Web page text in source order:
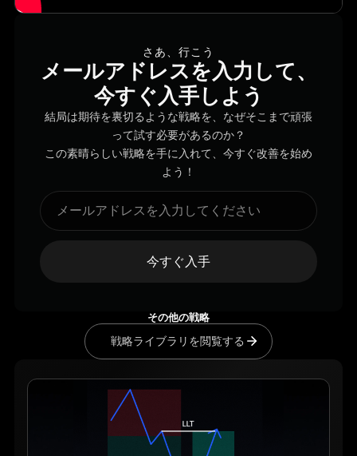
さあ、行こう
メールアドレスを入力して、
今すぐ入手しよう
結局は期待を裏切るような戦略を、なぜそこまで頑張
って試す必要があるのか？
この素晴らしい戦略を手に入れて、今すぐ改善を始め
よう！
今すぐ入手
その他の戦略
戦略ライブラリを閲覧する